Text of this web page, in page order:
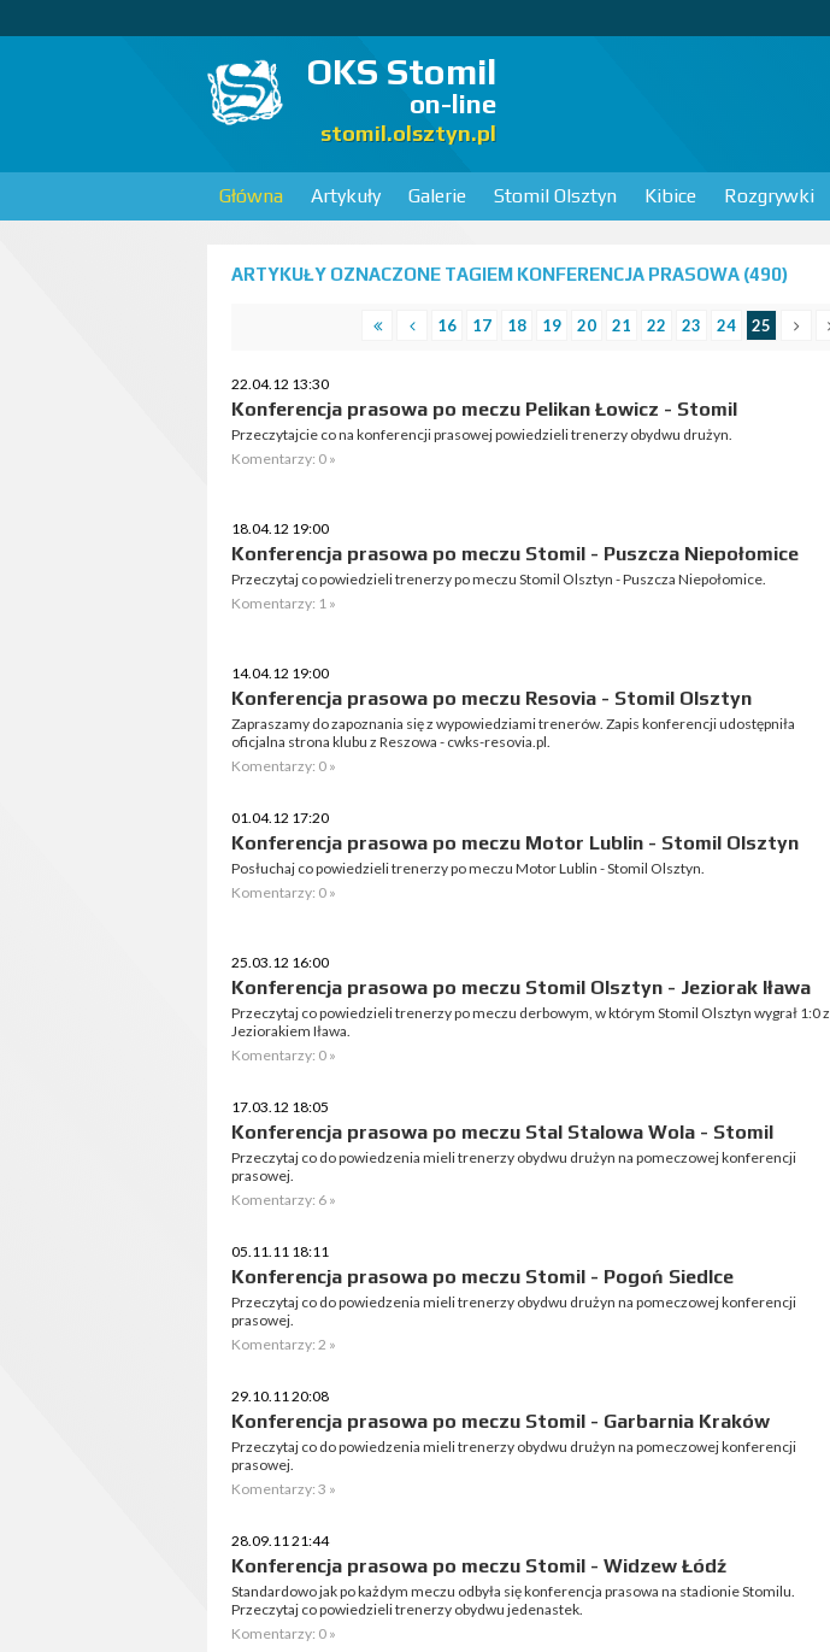
OKS Stomil
on-line
stomil.olsztyn.pl
Główna Artykuły Galerie Stomil Olsztyn Kibice Rozgrywki
ARTYKUŁY OZNACZONE TAGIEM KONFERENCJA PRASOWA (490)
16 17 18 19 20 21 22 23 24 25
22.04.12 13:30
Konferencja prasowa po meczu Pelikan Łowicz - Stomil
Przeczytajcie co na konferencji prasowej powiedzieli trenerzy obydwu drużyn.
Komentarzy: 0 »
18.04.12 19:00
Konferencja prasowa po meczu Stomil - Puszcza Niepołomice
Przeczytaj co powiedzieli trenerzy po meczu Stomil Olsztyn - Puszcza Niepołomice.
Komentarzy: 1 »
14.04.12 19:00
Konferencja prasowa po meczu Resovia - Stomil Olsztyn
Zapraszamy do zapoznania się z wypowiedziami trenerów. Zapis konferencji udostępniła
oficjalna strona klubu z Reszowa - cwks-resovia.pl.
Komentarzy: 0 »
01.04.12 17:20
Konferencja prasowa po meczu Motor Lublin - Stomil Olsztyn
Posłuchaj co powiedzieli trenerzy po meczu Motor Lublin - Stomil Olsztyn.
Komentarzy: 0 »
25.03.12 16:00
Konferencja prasowa po meczu Stomil Olsztyn - Jeziorak Iława
Przeczytaj co powiedzieli trenerzy po meczu derbowym, w którym Stomil Olsztyn wygrał 1:0 z
Jeziorakiem Iława.
Komentarzy: 0 »
17.03.12 18:05
Konferencja prasowa po meczu Stal Stalowa Wola - Stomil
Przeczytaj co do powiedzenia mieli trenerzy obydwu drużyn na pomeczowej konferencji
prasowej.
Komentarzy: 6 »
05.11.11 18:11
Konferencja prasowa po meczu Stomil - Pogoń Siedlce
Przeczytaj co do powiedzenia mieli trenerzy obydwu drużyn na pomeczowej konferencji
prasowej.
Komentarzy: 2 »
29.10.11 20:08
Konferencja prasowa po meczu Stomil - Garbarnia Kraków
Przeczytaj co do powiedzenia mieli trenerzy obydwu drużyn na pomeczowej konferencji
prasowej.
Komentarzy: 3 »
28.09.11 21:44
Konferencja prasowa po meczu Stomil - Widzew Łódź
Standardowo jak po każdym meczu odbyła się konferencja prasowa na stadionie Stomilu.
Przeczytaj co powiedzieli trenerzy obydwu jedenastek.
Komentarzy: 0 »